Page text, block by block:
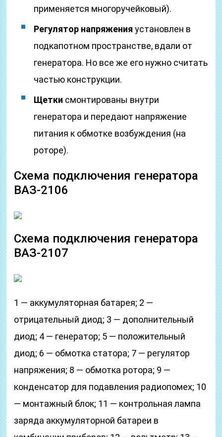
применяется многоручейковый).
Регулятор напряжения установлен в
подкапотном пространстве, вдали от
генератора. Но все же его нужно считать
частью конструкции.
Щетки смонтированы внутри
генератора и передают напряжение
питания к обмотке возбуждения (на
роторе).
Схема подключения генератора
ВАЗ-2106
Схема подключения генератора
ВАЗ-2107
1 — аккумуляторная батарея; 2 —
отрицательный диод; 3 — дополнительный
диод; 4 — генератор; 5 — положительный
диод; 6 — обмотка статора; 7 — регулятор
напряжения; 8 — обмотка ротора; 9 —
конденсатор для подавления радиопомех; 10
— монтажный блок; 11 — контрольная лампа
заряда аккумуляторной батареи в